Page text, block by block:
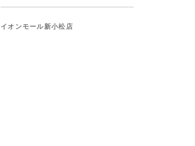
イオンモール新小松店